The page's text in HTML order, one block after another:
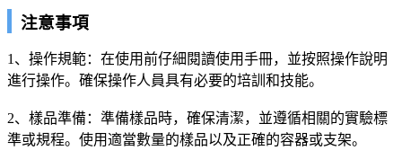
注意事項
1、操作規範：在使用前仔細閱讀使用手冊，並按照操作說明
進行操作。確保操作人員具有必要的培訓和技能。
2、樣品準備：準備樣品時，確保清潔，並遵循相關的實驗標
準或規程。使用適當數量的樣品以及正確的容器或支架。